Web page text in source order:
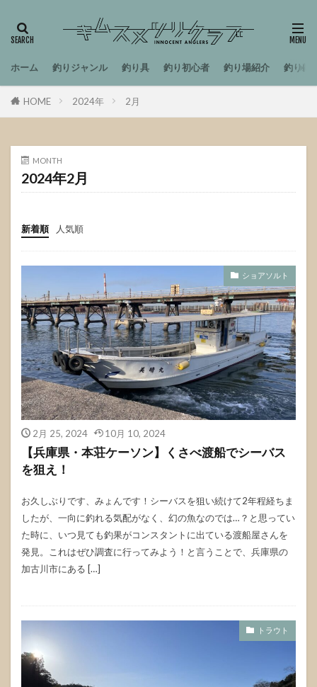
ホーム 釣りジャンル 釣り具 釣り初心者 釣り場紹介 釣り雑
HOME 2024年 2月
MONTH
2024年2月
新着順 人気順
ショアソルト
2月 25, 2024 10月 10, 2024
【兵庫県・本荘ケーソン】くさべ渡船でシーバス
を狙え！
お久しぶりです、みょんです！シーバスを狙い続けて2年程経ちま
したが、一向に釣れる気配がなく、幻の魚なのでは…？と思ってい
た時に、いつ見ても釣果がコンスタントに出ている渡船屋さんを
発見。これはぜひ調査に行ってみよう！と言うことで、兵庫県の
加古川市にある […]
トラウト